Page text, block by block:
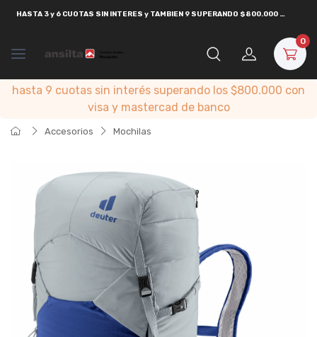
HASTA 3 y 6 CUOTAS SIN INTERES y TAMBIEN 9 SUPERANDO $800.000 CON
0
hasta 9 cuotas sin interés superando los $800.000 con
visa y mastercad de banco
Accesorios Mochilas